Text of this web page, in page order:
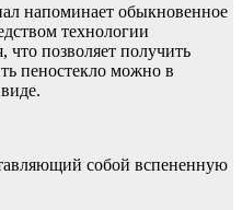
напоминает обыкновенное
технологии
что позволяет получить
пеностекло можно в
собой вспененную